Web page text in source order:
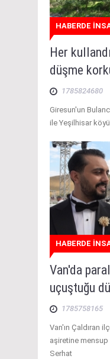
HABERDE
Her
düşme
1785824680
Giresun'un
ile Yeşilhisar
HABERDE
Van'da
uçuştuğu
1785758165
Van'ın Çaldıran
aşiretine mensup
Serhat